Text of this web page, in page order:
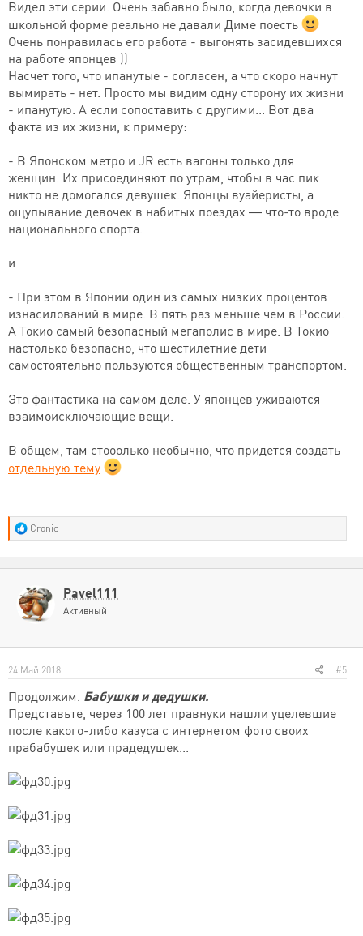
Видел эти серии. Очень забавно было, когда девочки в
школьной форме реально не давали Диме поесть
Очень понравилась его работа - выгонять засидевшихся
на работе японцев ))
Насчет того, что ипанутые - согласен, а что скоро начнут
вымирать - нет. Просто мы видим одну сторону их жизни
- ипанутую. А если сопоставить с другими... Вот два
факта из их жизни, к примеру:
- В Японском метро и JR есть вагоны только для
женщин. Их присоединяют по утрам, чтобы в час пик
никто не домогался девушек. Японцы вуайеристы, а
ощупывание девочек в набитых поездах — что-то вроде
национального спорта.
и
- При этом в Японии один из самых низких процентов
изнасилований в мире. В пять раз меньше чем в России.
А Токио самый безопасный мегаполис в мире. В Токио
настолько безопасно, что шестилетние дети
самостоятельно пользуются общественным транспортом.
Это фантастика на самом деле. У японцев уживаются
взаимоисключающие вещи.
В общем, там стооолько необычно, что придется создать
отдельную тему
Р
е
и
и
:
Cronic
Pavel111
Активный
24 Май 2018 #5
Продолжим. Бабушки и дедушки.
Представьте, через 100 лет правнуки нашли уцелевшие
после какого-либо казуса с интернетом фото своих
прабабушек или прадедушек...